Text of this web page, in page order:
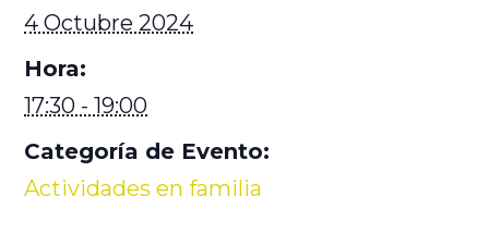
4 Octubre 2024
Hora:
17:30 - 19:00
Categoría de Evento:
Actividades en familia